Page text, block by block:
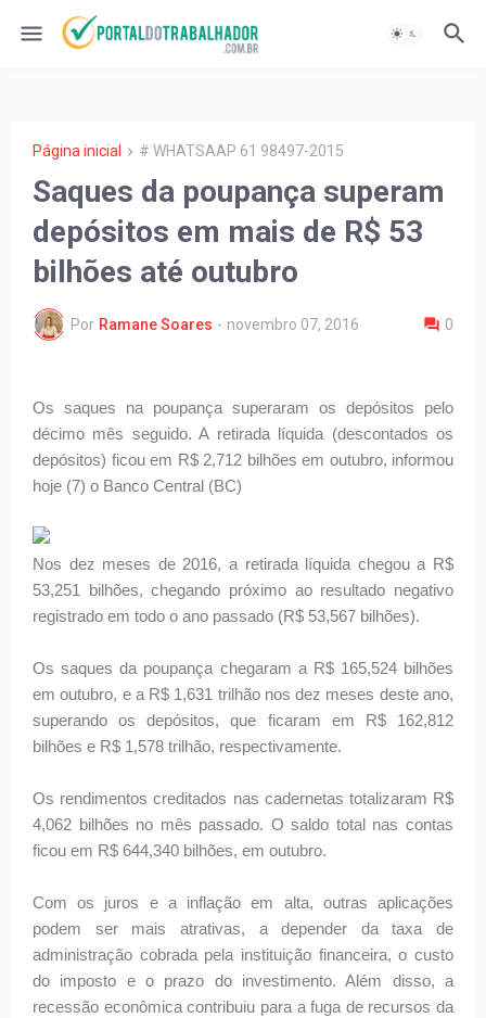
Página inicial # WHATSAAP 61 98497-2015
Saques da poupança superam
depósitos em mais de R$ 53
bilhões até outubro
Por Ramane Soares - novembro 07, 2016 0
Os saques na poupança superaram os depósitos pelo
décimo mês seguido. A retirada líquida (descontados os
depósitos) ficou em R$ 2,712 bilhões em outubro, informou
hoje (7) o Banco Central (BC)
Nos dez meses de 2016, a retirada líquida chegou a R$
53,251 bilhões, chegando próximo ao resultado negativo
registrado em todo o ano passado (R$ 53,567 bilhões).
Os saques da poupança chegaram a R$ 165,524 bilhões
em outubro, e a R$ 1,631 trilhão nos dez meses deste ano,
superando os depósitos, que ficaram em R$ 162,812
bilhões e R$ 1,578 trilhão, respectivamente.
Os rendimentos creditados nas cadernetas totalizaram R$
4,062 bilhões no mês passado. O saldo total nas contas
ficou em R$ 644,340 bilhões, em outubro.
Com os juros e a inflação em alta, outras aplicações
podem ser mais atrativas, a depender da taxa de
administração cobrada pela instituição financeira, o custo
do imposto e o prazo do investimento. Além disso, a
recessão econômica contribuiu para a fuga de recursos da